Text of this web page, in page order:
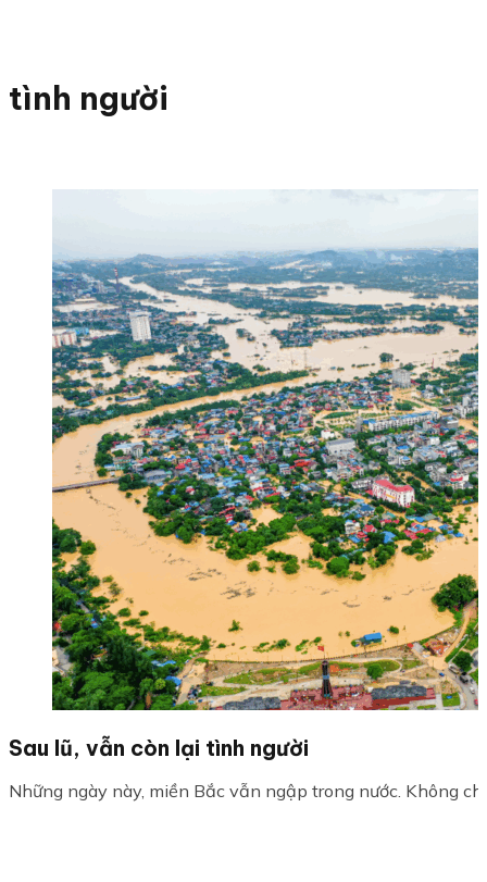
tình người
Sau lũ, vẫn còn lại tình người
Những ngày này, miền Bắc vẫn ngập trong nước. Không